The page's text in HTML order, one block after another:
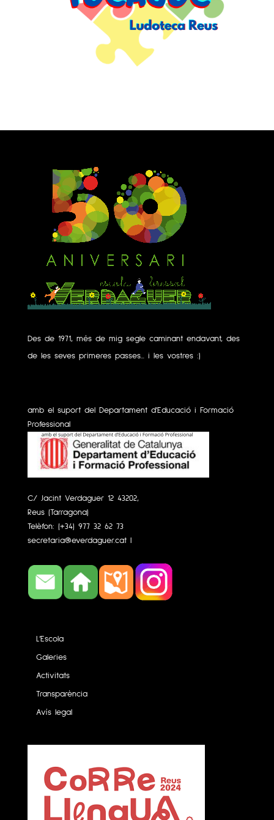
Des de 1971, més de mig segle caminant endavant, des
de les seves primeres passes... i les vostres :)
amb el suport del Departament d'Educació i Formació
Professional
C/ Jacint Verdaguer 12 43202,
Reus (Tarragona)
Telèfon: (+34) 977 32 62 73
secretaria@everdaguer.cat |
L’Escola
Galeries
Activitats
Transparència
Avís legal